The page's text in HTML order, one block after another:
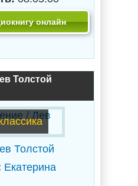
онлайн
Толстой
Толстой
Екатерина